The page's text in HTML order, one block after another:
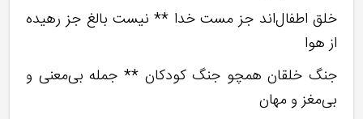
خلق اطفال‌‌اند جز مست خدا ** نیست بالغ جز رهیده
از هوا
جنگ خلقان همچو جنگ کودکان ** جمله بی‌‌معنی و
بی‌‌مغز و مهان‌‌